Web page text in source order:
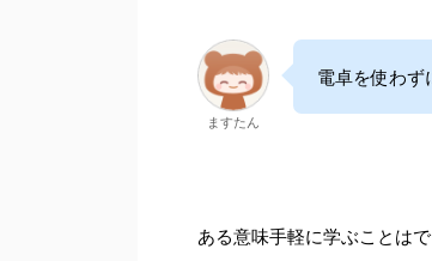
ますたん
電卓を使わ
ある意味手軽に学ぶことは